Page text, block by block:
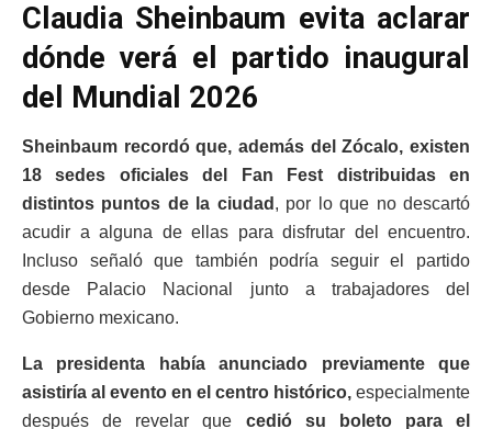
Claudia Sheinbaum evita aclarar
dónde verá el partido inaugural
del Mundial 2026
Sheinbaum recordó que, además del Zócalo, existen
18 sedes oficiales del Fan Fest distribuidas en
distintos puntos de la ciudad , por lo que no descartó
acudir a alguna de ellas para disfrutar del encuentro.
Incluso señaló que también podría seguir el partido
desde Palacio Nacional junto a trabajadores del
Gobierno mexicano.
La presidenta había anunciado previamente que
asistiría al evento en el centro histórico, especialmente
después de revelar que cedió su boleto para el